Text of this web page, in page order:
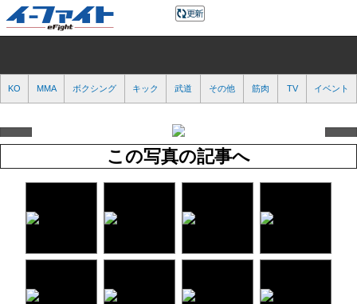
KO MMA ボクシング キック 武道 その他 筋肉 TV イベント
この写真の記事へ